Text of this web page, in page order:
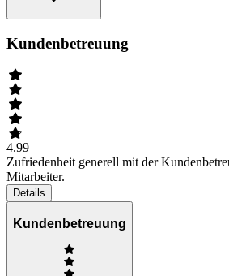
Kundenbetreuung
4.99
Zufriedenheit generell mit der
Mitarbeiter.
Details
Kundenbetreuung